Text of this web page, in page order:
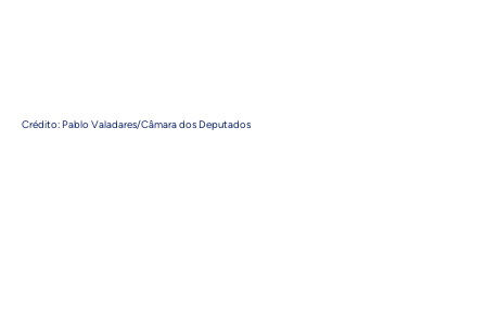
Crédito: Pablo Valadares/Câmara dos Deputados